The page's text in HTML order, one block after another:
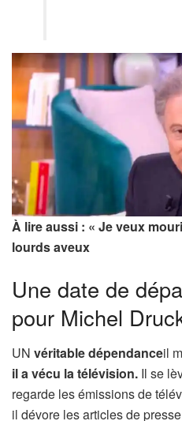
À lire aussi : « Je veux
lourds aveux
Une date de
pour Michel
UN véritable dépendanceil
il a vécu la télévision. Il se
regarde les émissions de
il dévore les articles de